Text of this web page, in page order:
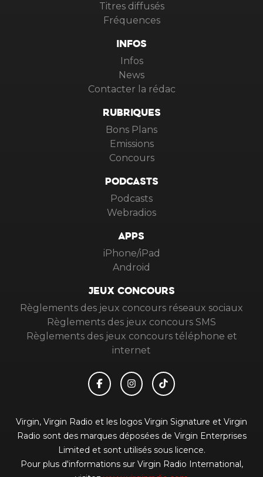
Titres diffusés
Fréquences
INFOS
Infos
News
Contacter la rédac
RUBRIQUES
Bons Plans
Emissions
Concours
PODCASTS
Podcasts
Webradios
APPS
iPhone/iPad
Android
JEUX CONCOURS
Règlements des jeux concours réseaux sociaux
Règlements des jeux concours SMS
Règlements des jeux concours téléphone et
internet
Virgin, Virgin Radio et les logos Virgin Signature et Virgin
Radio sont des marques déposées de Virgin Enterprises
Limited et sont utilisés sous licence.
Pour plus d'informations sur Virgin Radio International,